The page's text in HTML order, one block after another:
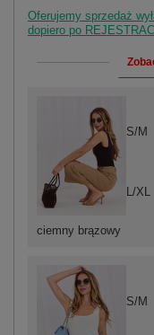
Oferujemy sprzedaż
dopiero po
S/M
ciemny brązowy
S/M
L/XL